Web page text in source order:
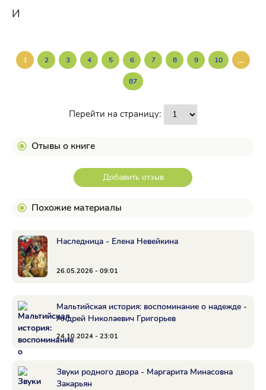
И
1 2 3 4 5 6 7 8 9 10 ...
87
Перейти на страницу:
Отывы о книге
Добавить отзыв
Похожие материалы
Наследница - Елена Невейкина
26.05.2026 - 09:01
Мальтийская история: воспоминание о надежде -
Андрей Николаевич Григорьев
24.10.2024 - 23:01
Звуки родного двора - Маргарита Минасовна
Закарьян